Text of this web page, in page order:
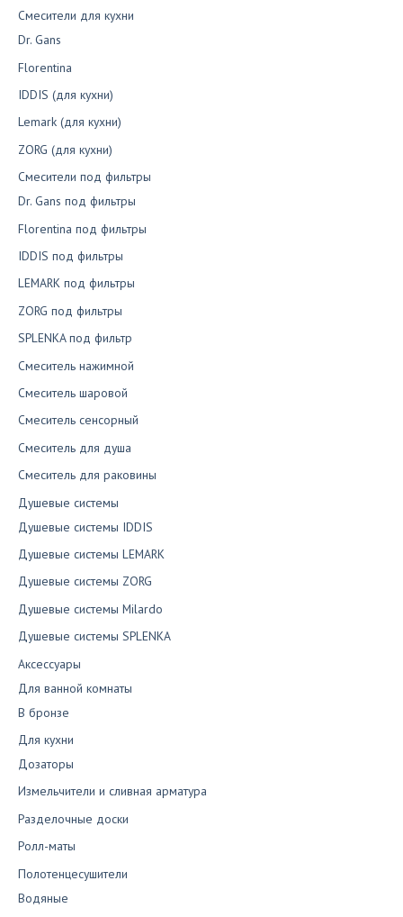
Смесители для кухни
Dr. Gans
Florentina
IDDIS (для кухни)
Lemark (для кухни)
ZORG (для кухни)
Смесители под фильтры
Dr. Gans под фильтры
Florentina под фильтры
IDDIS под фильтры
LEMARK под фильтры
ZORG под фильтры
SPLENKA под фильтр
Смеситель нажимной
Смеситель шаровой
Смеситель сенсорный
Смеситель для душа
Смеситель для раковины
Душевые системы
Душевые системы IDDIS
Душевые системы LEMARK
Душевые системы ZORG
Душевые системы Milardo
Душевые системы SPLENKA
Аксессуары
Для ванной комнаты
В бронзе
Для кухни
Дозаторы
Измельчители и сливная арматура
Разделочные доски
Ролл-маты
Полотенцесушители
Водяные